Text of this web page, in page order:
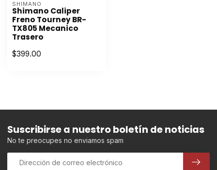
SHIMANO
Shimano Caliper
Freno Tourney BR-
TX805 Mecanico
Trasero
$399.00
Suscribirse a nuestro boletín de noticias
No te preocupes no enviamos spam